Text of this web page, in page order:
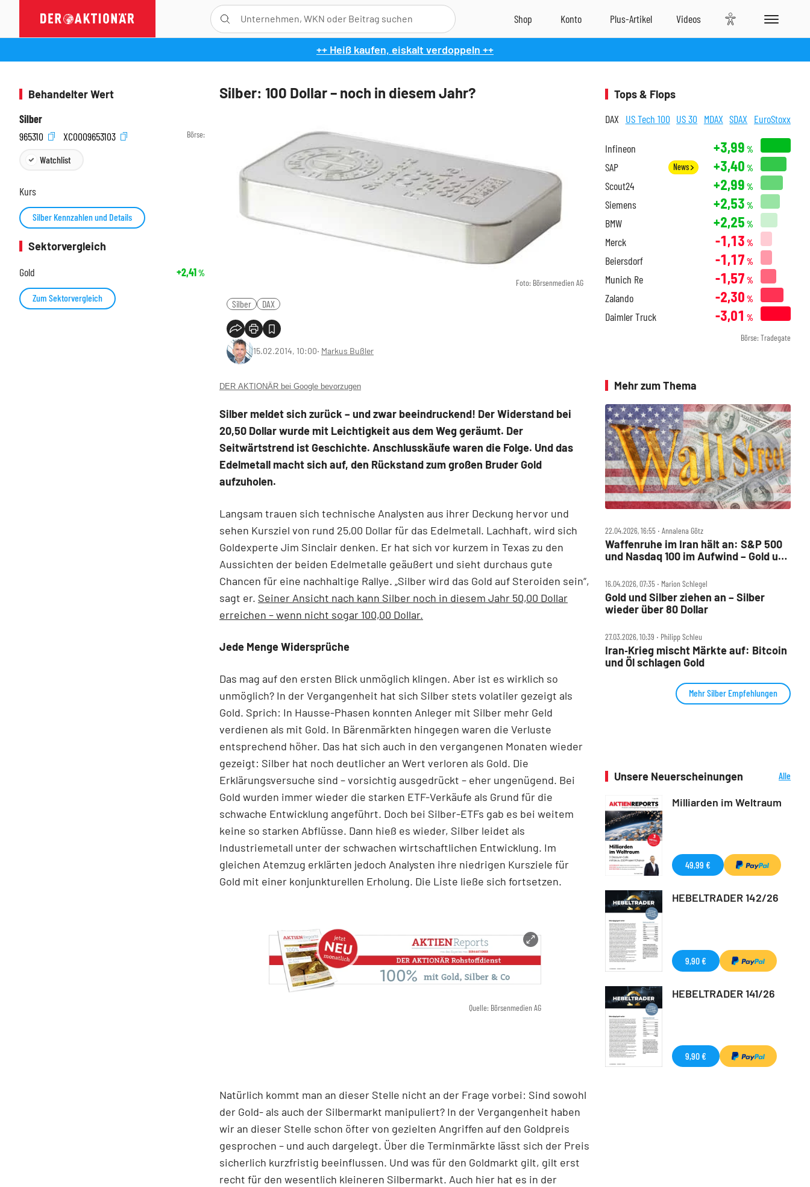
++ Heiß kaufen, eiskalt verdoppeln ++
Silber: 100 Dollar – noch in diesem Jahr?
Foto: Börsenmedien AG
Silber DAX
15.02.2014, 10:00‧ Markus Bußler
DER AKTIONÄR bei Google bevorzugen
Silber meldet sich zurück – und zwar beeindruckend! Der Widerstand bei
20,50 Dollar wurde mit Leichtigkeit aus dem Weg geräumt. Der
Seitwärtstrend ist Geschichte. Anschlusskäufe waren die Folge. Und das
Edelmetall macht sich auf, den Rückstand zum großen Bruder Gold
aufzuholen.
Langsam trauen sich technische Analysten aus ihrer Deckung hervor und
sehen Kursziel von rund 25,00 Dollar für das Edelmetall. Lachhaft, wird sich
Goldexperte Jim Sinclair denken. Er hat sich vor kurzem in Texas zu den
Aussichten der beiden Edelmetalle geäußert und sieht durchaus gute
Chancen für eine nachhaltige Rallye. „Silber wird das Gold auf Steroiden sein“,
sagt er. Seiner Ansicht nach kann Silber noch in diesem Jahr 50,00 Dollar
erreichen – wenn nicht sogar 100,00 Dollar.
Jede Menge Widersprüche
Das mag auf den ersten Blick unmöglich klingen. Aber ist es wirklich so
unmöglich? In der Vergangenheit hat sich Silber stets volatiler gezeigt als
Gold. Sprich: In Hausse-Phasen konnten Anleger mit Silber mehr Geld
verdienen als mit Gold. In Bärenmärkten hingegen waren die Verluste
entsprechend höher. Das hat sich auch in den vergangenen Monaten wieder
gezeigt: Silber hat noch deutlicher an Wert verloren als Gold. Die
Erklärungsversuche sind – vorsichtig ausgedrückt – eher ungenügend. Bei
Gold wurden immer wieder die starken ETF-Verkäufe als Grund für die
schwache Entwicklung angeführt. Doch bei Silber-ETFs gab es bei weitem
keine so starken Abflüsse. Dann hieß es wieder, Silber leidet als
Industriemetall unter der schwachen wirtschaftlichen Entwicklung. Im
gleichen Atemzug erklärten jedoch Analysten ihre niedrigen Kursziele für
Gold mit einer konjunkturellen Erholung. Die Liste ließe sich fortsetzen.
Quelle: Börsenmedien AG
Natürlich kommt man an dieser Stelle nicht an der Frage vorbei: Sind sowohl
der Gold- als auch der Silbermarkt manipuliert? In der Vergangenheit haben
wir an dieser Stelle schon öfter von gezielten Angriffen auf den Goldpreis
gesprochen – und auch dargelegt. Über die Terminmärkte lässt sich der Preis
sicherlich kurzfristig beeinflussen. Und was für den Goldmarkt gilt, gilt erst
recht für den wesentlich kleineren Silbermarkt. Auch hier hat es in der
Behandelter Wert
Silber
965310
XC0009653103 Börse:
Watchlist
Kurs
Silber Kennzahlen und Details
Sektorvergleich
Gold
+2,41%
Zum Sektorvergleich
Tops & Flops
DAX US Tech 100 US 30 MDAX SDAX EuroStoxx
Infineon +3,99 %
SAP News +3,40 %
Scout24 +2,99 %
Siemens +2,53 %
BMW +2,25 %
Merck -1,13 %
Beiersdorf -1,17 %
Munich Re -1,57 %
Zalando -2,30 %
Daimler Truck -3,01 %
Börse: Tradegate
Mehr zum Thema
22.04.2026, 16:55 ‧ Annalena Götz
Waffenruhe im Iran hält an: S&P 500
und Nasdaq 100 im Aufwind – Gold und
16.04.2026, 07:35 ‧ Marion Schlegel
Gold und Silber ziehen an – Silber
wieder über 80 Dollar
27.03.2026, 10:39 ‧ Philipp Schleu
Iran‑Krieg mischt Märkte auf: Bitcoin
und Öl schlagen Gold
Mehr Silber Empfehlungen
Unsere Neuerscheinungen
Alle
Milliarden im Weltraum
49,99 €
HEBELTRADER 142/26
9,90 €
HEBELTRADER 141/26
9,90 €